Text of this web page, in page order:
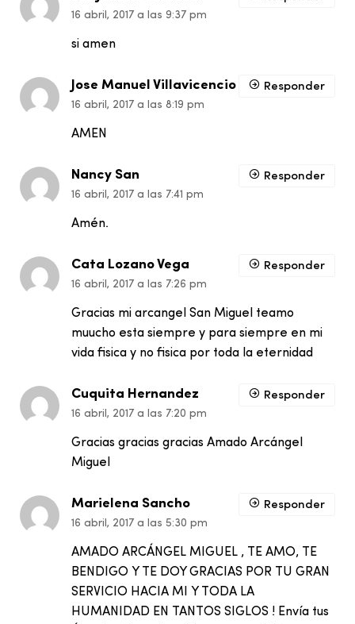
16 abril, 2017 a las 9:37 pm
si amen
Jose Manuel Villavicencio
16 abril, 2017 a las 8:19 pm
AMEN
Responder
Nancy San
16 abril, 2017 a las 7:41 pm
Amén.
Responder
Cata Lozano Vega
16 abril, 2017 a las 7:26 pm
Gracias mi arcangel San Miguel teamo
muucho esta siempre y para siempre en mi
vida fisica y no fisica por toda la eternidad
Responder
Cuquita Hernandez
16 abril, 2017 a las 7:20 pm
Gracias gracias gracias Amado Arcángel
Miguel
Responder
Marielena Sancho
16 abril, 2017 a las 5:30 pm
AMADO ARCÁNGEL MIGUEL , TE AMO, TE
BENDIGO Y TE DOY GRACIAS POR TU GRAN
SERVICIO HACIA MI Y TODA LA
HUMANIDAD EN TANTOS SIGLOS ! Envía tus
Responder